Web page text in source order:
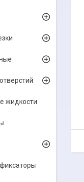
жидкости